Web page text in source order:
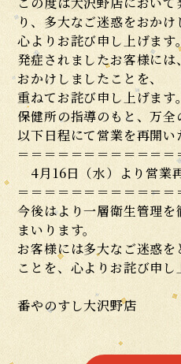
り、多大なご迷惑をおかけ
心よりお詫び申し上げます
発症されましたお客様に
おかけしましたことを、
重ねてお詫び申し上げます。
保健所の指導のもと、万全
以下日程にて営業を再開い
＝＝＝＝＝＝＝＝＝＝＝＝
4月16日（水）より営業
＝＝＝＝＝＝＝＝＝＝＝＝
今後はより一層衛生管理
まいります。
お客様には多大なご迷惑
ことを、心よりお詫び申し
番やのすし大沢野店